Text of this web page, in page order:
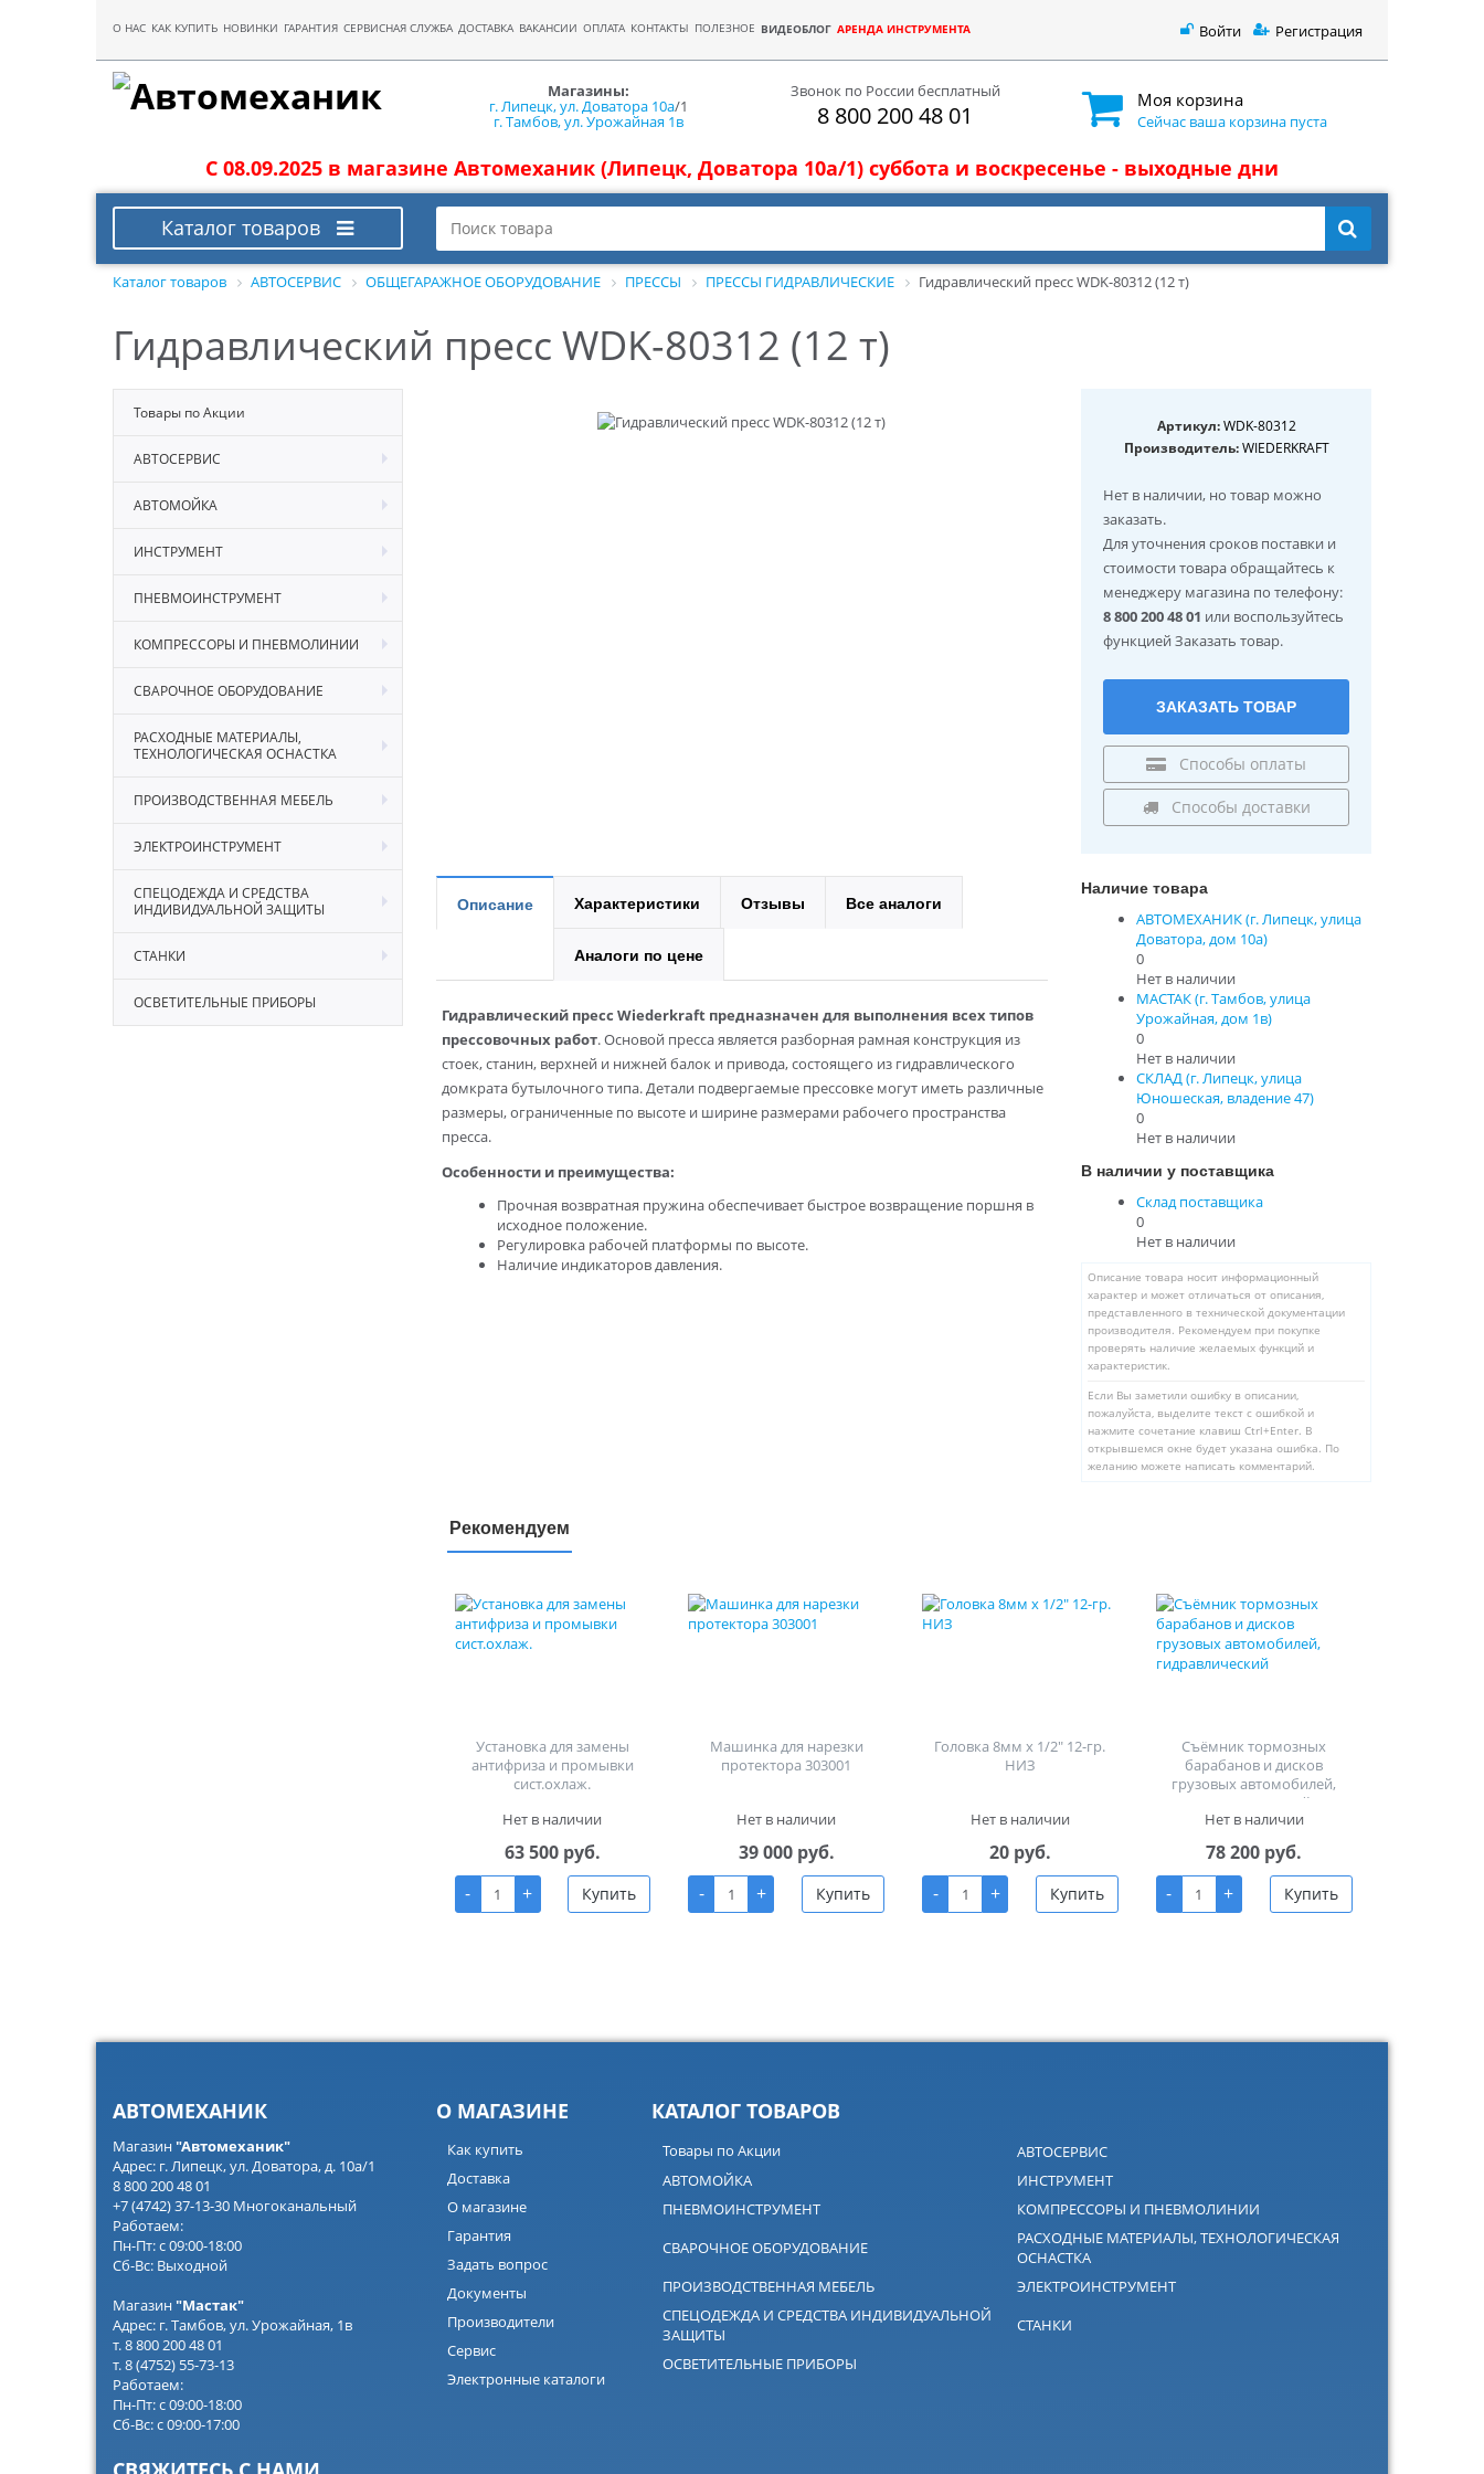
О НАС КАК КУПИТЬ НОВИНКИ ГАРАНТИЯ СЕРВИСНАЯ СЛУЖБА ДОСТАВКА ВАКАНСИИ ОПЛАТА КОНТАКТЫ ПОЛЕЗНОЕ ВИДЕОБЛОГ АРЕНДА ИНСТРУМЕНТА Войти Регистрация
Магазины:
г. Липецк, ул. Доватора 10а/1
г. Тамбов, ул. Урожайная 1в
Звонок по России бесплатный
8 800 200 48 01
Моя корзина
Сейчас ваша корзина пуста
С 08.09.2025 в магазине Автомеханик (Липецк, Доватора 10а/1) суббота и воскресенье - выходные дни
Каталог товаров
Каталог товаров АВТОСЕРВИС ОБЩЕГАРАЖНОЕ ОБОРУДОВАНИЕ ПРЕССЫ ПРЕССЫ ГИДРАВЛИЧЕСКИЕ Гидравлический пресс WDK-80312 (12 т)
Гидравлический пресс WDK-80312 (12 т)
Товары по Акции
АВТОСЕРВИС
АВТОМОЙКА
ИНСТРУМЕНТ
ПНЕВМОИНСТРУМЕНТ
КОМПРЕССОРЫ И ПНЕВМОЛИНИИ
СВАРОЧНОЕ ОБОРУДОВАНИЕ
РАСХОДНЫЕ МАТЕРИАЛЫ,
ТЕХНОЛОГИЧЕСКАЯ ОСНАСТКА
ПРОИЗВОДСТВЕННАЯ МЕБЕЛЬ
ЭЛЕКТРОИНСТРУМЕНТ
СПЕЦОДЕЖДА И СРЕДСТВА
ИНДИВИДУАЛЬНОЙ ЗАЩИТЫ
СТАНКИ
ОСВЕТИТЕЛЬНЫЕ ПРИБОРЫ
Артикул:WDK-80312
Производитель:WIEDERKRAFT
Нет в наличии, но товар можно
заказать.
Для уточнения сроков поставки и
стоимости товара обращайтесь к
менеджеру магазина по телефону:
8 800 200 48 01 или воспользуйтесь
функцией Заказать товар.
ЗАКАЗАТЬ ТОВАР
Способы оплаты
Способы доставки
Описание Характеристики Отзывы Все аналоги
Аналоги по цене
Гидравлический пресс Wiederkraft предназначен для выполнения всех типов
прессовочных работ. Основой пресса является разборная рамная конструкция из
стоек, станин, верхней и нижней балок и привода, состоящего из гидравлического
домкрата бутылочного типа. Детали подвергаемые прессовке могут иметь различные
размеры, ограниченные по высоте и ширине размерами рабочего пространства
пресса.
Особенности и преимущества:
Прочная возвратная пружина обеспечивает быстрое возвращение поршня в
исходное положение.
Регулировка рабочей платформы по высоте.
Наличие индикаторов давления.
Наличие товара
АВТОМЕХАНИК (г. Липецк, улица
Доватора, дом 10а)
0
Нет в наличии
МАСТАК (г. Тамбов, улица
Урожайная, дом 1в)
0
Нет в наличии
СКЛАД (г. Липецк, улица
Юношеская, владение 47)
0
Нет в наличии
В наличии у поставщика
Склад поставщика
0
Нет в наличии
Описание товара носит информационный
характер и может отличаться от описания,
представленного в технической документации
производителя. Рекомендуем при покупке
проверять наличие желаемых функций и
характеристик.
Если Вы заметили ошибку в описании,
пожалуйста, выделите текст с ошибкой и
нажмите сочетание клавиш Ctrl+Enter. В
открывшемся окне будет указана ошибка. По
желанию можете написать комментарий.
Рекомендуем
Установка для замены
антифриза и промывки
сист.охлаж.
Нет в наличии
63 500 руб.
-
+ Купить
Машинка для нарезки
протектора 303001
Нет в наличии
39 000 руб.
-
+ Купить
Головка 8мм х 1/2" 12-гр.
НИЗ
Нет в наличии
20 руб.
-
+ Купить
Съёмник тормозных
барабанов и дисков
грузовых автомобилей,
гидравлический
Нет в наличии
78 200 руб.
-
+ Купить
АВТОМЕХАНИК
Магазин"Автомеханик"
Адрес: г. Липецк, ул. Доватора, д. 10а/1
8 800 200 48 01
+7 (4742) 37-13-30 Многоканальный
Работаем:
Пн-Пт: с 09:00-18:00
Сб-Вс: Выходной
Магазин "Мастак"
Адрес: г. Тамбов, ул. Урожайная, 1в
т. 8 800 200 48 01
т. 8 (4752) 55-73-13
Работаем:
Пн-Пт: с 09:00-18:00
Сб-Вс: с 09:00-17:00
О МАГАЗИНЕ
Как купить
Доставка
О магазине
Гарантия
Задать вопрос
Документы
Производители
Сервис
Электронные каталоги
КАТАЛОГ ТОВАРОВ
Товары по Акции
АВТОСЕРВИС
АВТОМОЙКА
ИНСТРУМЕНТ
ПНЕВМОИНСТРУМЕНТ
КОМПРЕССОРЫ И ПНЕВМОЛИНИИ
СВАРОЧНОЕ ОБОРУДОВАНИЕ
РАСХОДНЫЕ МАТЕРИАЛЫ, ТЕХНОЛОГИЧЕСКАЯ
ОСНАСТКА
ПРОИЗВОДСТВЕННАЯ МЕБЕЛЬ
ЭЛЕКТРОИНСТРУМЕНТ
СПЕЦОДЕЖДА И СРЕДСТВА ИНДИВИДУАЛЬНОЙ
ЗАЩИТЫ
СТАНКИ
ОСВЕТИТЕЛЬНЫЕ ПРИБОРЫ